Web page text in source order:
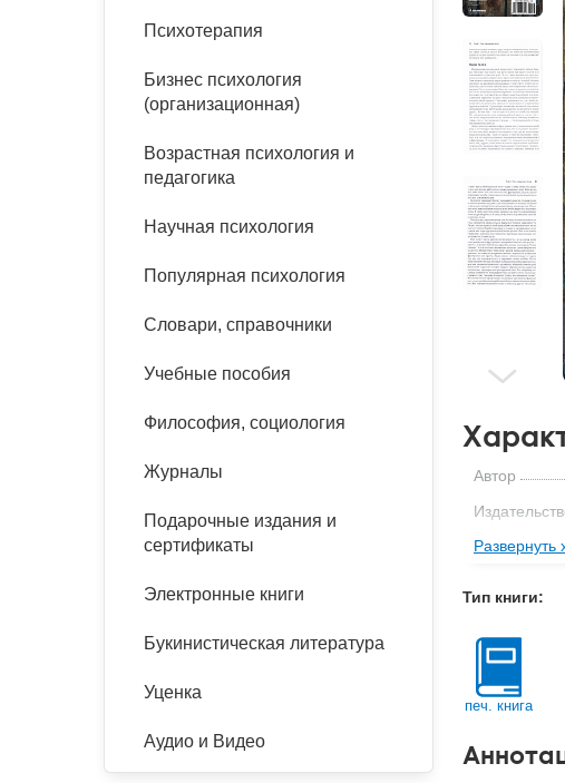
Расстройства пищевого
Тревожные расстройства,
Песочная терапия
Психодрама
Сказкотерапия
Другие направления
психотерапии
Классический, эриксоновский
Психология труда и
Психофизиология
Социальная психология
Социальная и
Учебная литература
Классический и юнгианский
Автор
Формат
Кол-во стр
Год
Код
Развернуть
Тип книги:
печ. книга
Психотерапия
Бизнес психология
(организационная)
Возрастная психология и
педагогика
Научная психология
Популярная психология
Словари, справочники
Учебные пособия
Философия, социология
Журналы
Подарочные издания и
сертификаты
Электронные книги
Букинистическая литература
Уценка
Аудио и Видео